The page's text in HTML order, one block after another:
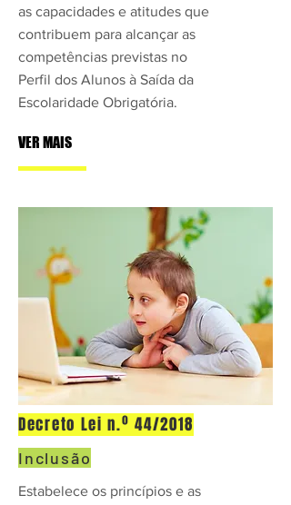
as capacidades e atitudes que
contribuem para alcançar as
competências previstas no
Perfil dos Alunos à Saída da
Escolaridade Obrigatória.
VER MAIS
Decreto Lei n.º 44/2018
Inclusão
Estabelece os princípios e as